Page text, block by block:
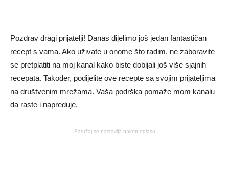
Pozdrav dragi prijatelji! Danas dijelimo još jedan fantastičan
recept s vama. Ako uživate u onome što radim, ne zaboravite
se pretplatiti na moj kanal kako biste dobijali još više sjajnih
recepata. Također, podijelite ove recepte sa svojim prijateljima
na društvenim mrežama. Vaša podrška pomaže mom kanalu
da raste i napreduje.
Sadržaj se nastavlja nakon oglasa